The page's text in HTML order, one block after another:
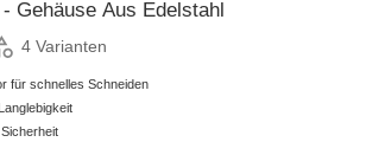
Gehäuse Aus Edelstahl
4 Varianten
für schnelles Schneiden